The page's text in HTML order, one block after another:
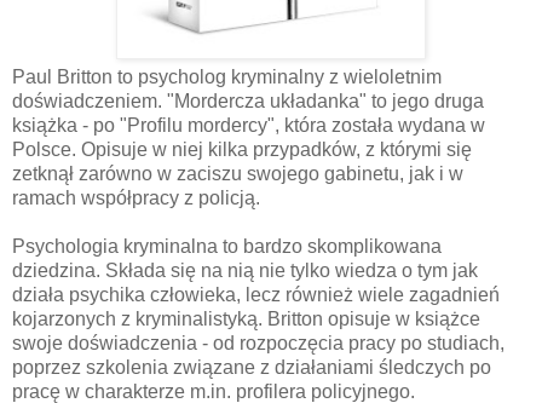
Paul Britton to psycholog kryminalny z wieloletnim
doświadczeniem. "Mordercza układanka" to jego druga
książka - po "Profilu mordercy", która została wydana w
Polsce. Opisuje w niej kilka przypadków, z którymi się
zetknął zarówno w zaciszu swojego gabinetu, jak i w
ramach współpracy z policją.
Psychologia kryminalna to bardzo skomplikowana
dziedzina. Składa się na nią nie tylko wiedza o tym jak
działa psychika człowieka, lecz również wiele zagadnień
kojarzonych z kryminalistyką. Britton opisuje w książce
swoje doświadczenia - od rozpoczęcia pracy po studiach,
poprzez szkolenia związane z działaniami śledczych po
pracę w charakterze m.in. profilera policyjnego.